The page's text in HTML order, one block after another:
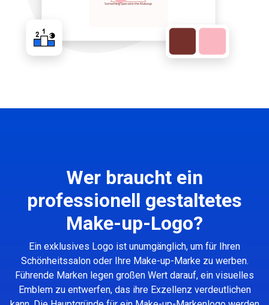
Wer braucht ein
professionell gestaltetes
Make-up-Logo?
Ein exklusives Logo ist unumgänglich, um für Ihren
Schönheitssalon oder Ihre Make-up-Marke zu werben.
Führende Marken legen großen Wert darauf, ein visuelles
Emblem zu entwerfen, das ihre Exzellenz verdeutlichen